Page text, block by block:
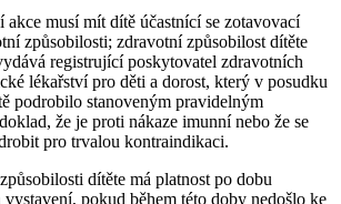
musí mít dítě účastnící se zotavovací
způsobilosti; zdravotní způsobilost dítěte
registrující poskytovatel zdravotních
lékařství pro děti a dorost, který v posudku
podrobilo stanoveným pravidelným
že je proti nákaze imunní nebo že se
pro trvalou kontraindikaci.
dítěte má platnost po dobu
pokud během této doby nedošlo ke